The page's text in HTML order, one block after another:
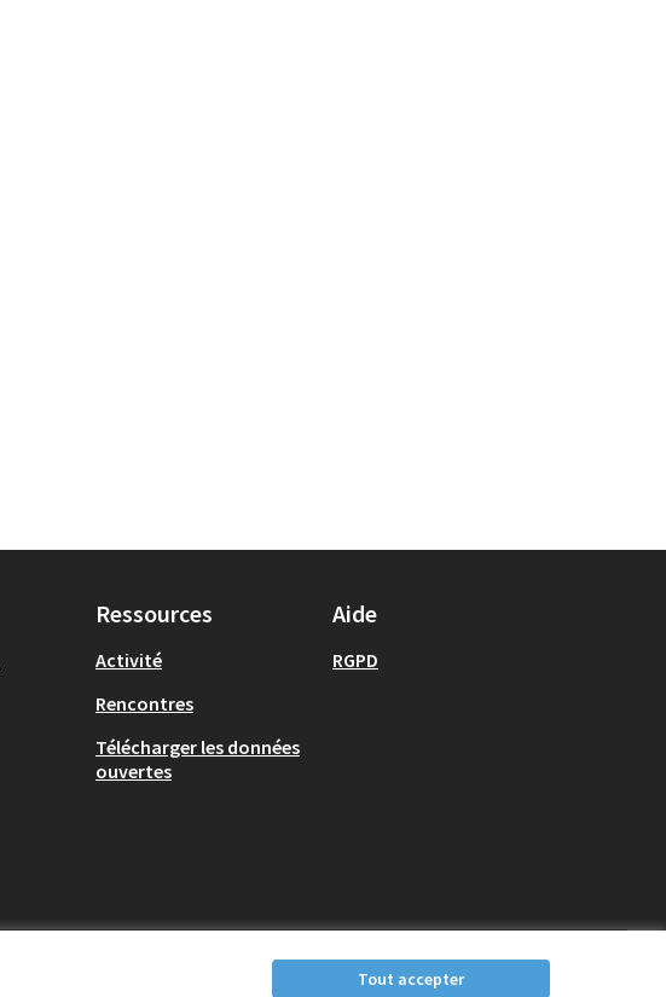
Tout accepter
Ressources
Activité
Rencontres
Télécharger les données
ouvertes
Aide
RGPD